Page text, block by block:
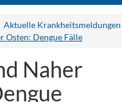
Aktuelle Krankheitsmeldungen
Osten: Dengue Fälle
Naher